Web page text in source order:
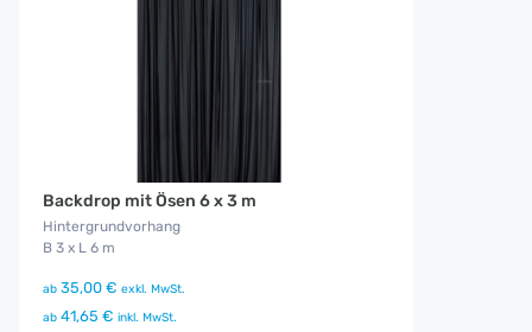
Backdrop mit Ösen 6 x 3 m
Hintergrundvorhang
B 3 x L 6 m
ab 35,00 € exkl. MwSt.
ab 41,65 € inkl. MwSt.